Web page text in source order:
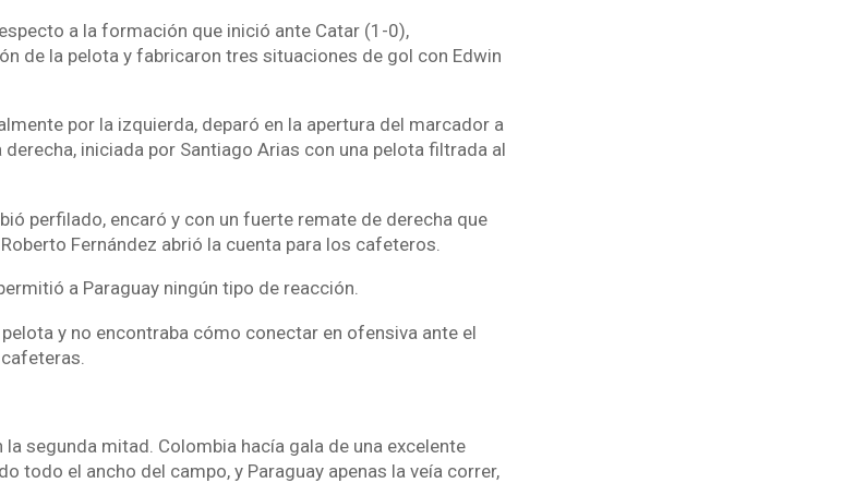
a la formación que inició ante Catar (1-0),
de la pelota y fabricaron tres situaciones de gol con Edwin
por la izquierda, deparó en la apertura del marcador a
iniciada por Santiago Arias con una pelota filtrada al
perfilado, encaró y con un fuerte remate de derecha que
Fernández abrió la cuenta para los cafeteros.
a Paraguay ningún tipo de reacción.
y no encontraba cómo conectar en ofensiva ante el
segunda mitad. Colombia hacía gala de una excelente
todo el ancho del campo, y Paraguay apenas la veía correr,